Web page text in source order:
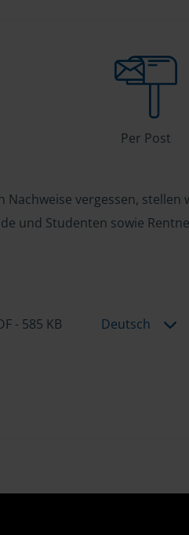
Per Post
vergessen, stellen
und Studenten sowie
- 585 KB Deutsch